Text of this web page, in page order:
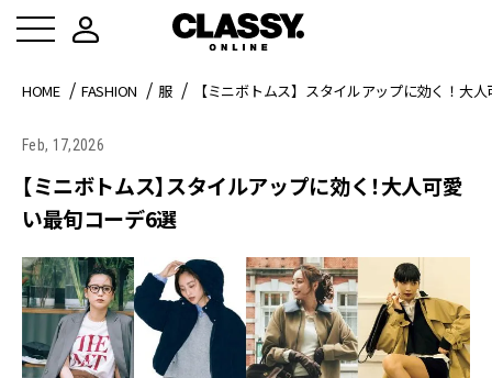
HOME FASHION 服 【ミニボトムス】スタイルアップに効く！大
Feb, 17,2026
【ミニボトムス】スタイルアップに効く！大人可愛
い最旬コーデ6選